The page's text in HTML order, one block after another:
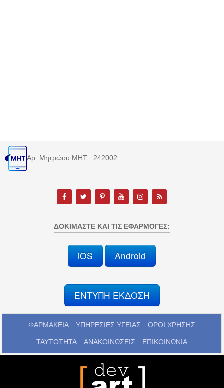
Αρ. Μητρώου MHT : 242002
ΔΟΚΙΜΆΣΤΕ ΚΑΙ ΤΙΣ ΕΦΑΡΜΟΓΈΣ:
iOS Android
ΕΝΤΥΠΗ ΕΚΔΟΣΗ
ΦΑΡΜΑΚΕΙΑ ΥΠΗΡΕΣΙΕΣ ΥΓΕΙΑΣ ΟΡΟΙ ΧΡΗΣΗΣ
ΤΑΥΤΟΤΗΤΑ ΑΝΑΚΟΙΝΩΣΕΙΣ ΕΠΙΚΟΙΝΩΝΙΑ